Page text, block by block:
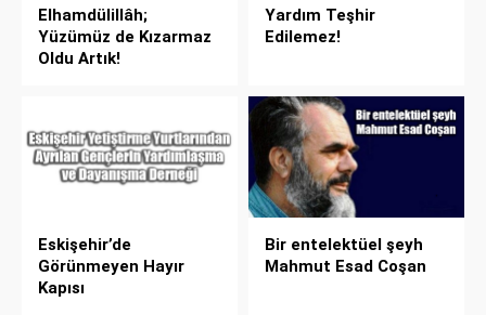
Elhamdülillâh;
Yüzümüz de Kızarmaz
Oldu Artık!
Yardım Teşhir
Edilemez!
Eskişehir’de
Görünmeyen Hayır
Kapısı
Bir entelektüel şeyh
Mahmut Esad Coşan